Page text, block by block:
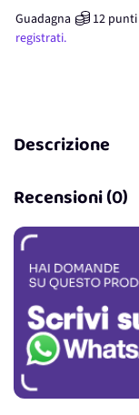
Guadagna 12 punti
registrati.
Descrizione
Recensioni (0)